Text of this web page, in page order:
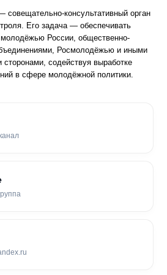
совещательно-консультативный орган
Его задача — обеспечивать
России, общественно-
Росмолодёжью и иными
сторонами, содействуя выработке
в сфере молодёжной политики.